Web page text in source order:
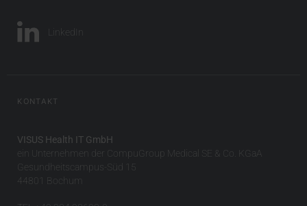
LinkedIn
KONTAKT
VISUS Health IT GmbH
ein Unternehmen der CompuGroup Medical SE & Co. KGaA
Gesundheitscampus-Süd 15
44801 Bochum